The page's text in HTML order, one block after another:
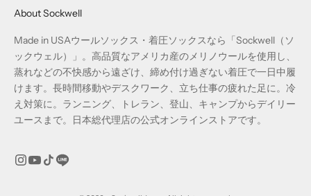
About Sockwell
Made in USAウールソックス・着圧ソックスなら「Sockwell（ソ
ックウェル）」。高品質なアメリカ産のメリノウールを使用し、
蒸れなどの不快感から遠ざけ、締め付け過ぎない着圧で一日中履
けます。長時間移動やデスクワーク、立ち仕事の疲れた足に。冷
え対策に。ランニング、トレラン、登山、キャンプからデイリー
ユースまで。日本総代理店の公式オンラインストアです。